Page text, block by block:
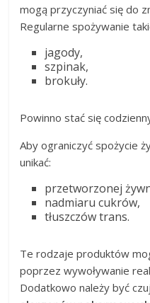
mogą przyczyniać się do
Regularne spożywanie
jagody,
szpinak,
brokuły.
Powinno stać się
Aby ograniczyć spożycie
unikać:
przetworzonej
nadmiaru cukrów,
tłuszczów trans.
Te rodzaje produktów
poprzez wywoływanie
Dodatkowo należy być